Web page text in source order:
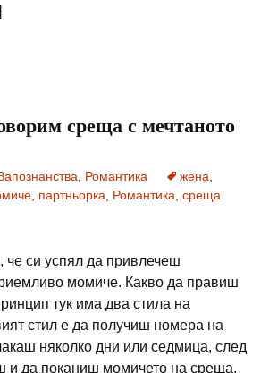
среща с мечтаното
Романтика жена
партньорка Романтика среща
си успял да привлечеш
момиче. Какво да правиш
тук има два стила на
стил е да получиш номера на
няколко дни или седмица, след
и да поканиш момичето на среща.